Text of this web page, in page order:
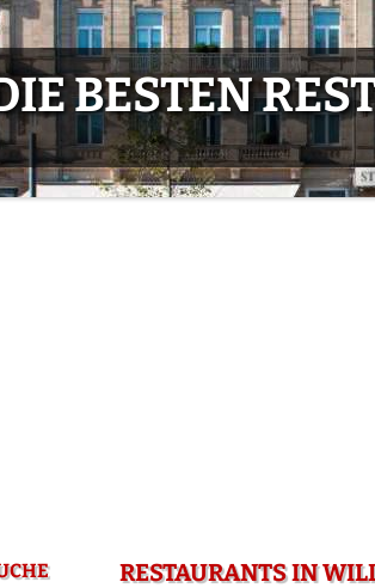
BESTEN
RESTAURANTS IN